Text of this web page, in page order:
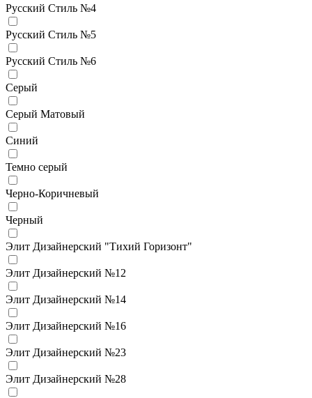
Русский Стиль №4
Русский Стиль №5
Русский Стиль №6
Серый
Серый Матовый
Синий
Темно серый
Черно-Коричневый
Черный
Элит Дизайнерский "Тихий Горизонт"
Элит Дизайнерский №12
Элит Дизайнерский №14
Элит Дизайнерский №16
Элит Дизайнерский №23
Элит Дизайнерский №28